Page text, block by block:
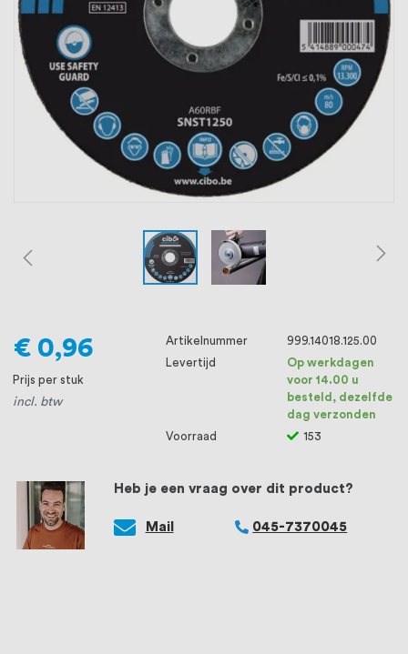
ons voorop, want we geloven dat een
goede relatie met onze klanten het
verschil maakt.
Heb je een vraag over dit product?
Mail 045-7370045
€ 0,96
Prijs per stuk
incl. btw
Artikelnummer
999.14018.125.00
Levertijd
Op werkdagen
voor 14.00 u
besteld, dezelfde
dag verzonden
Voorraad
153